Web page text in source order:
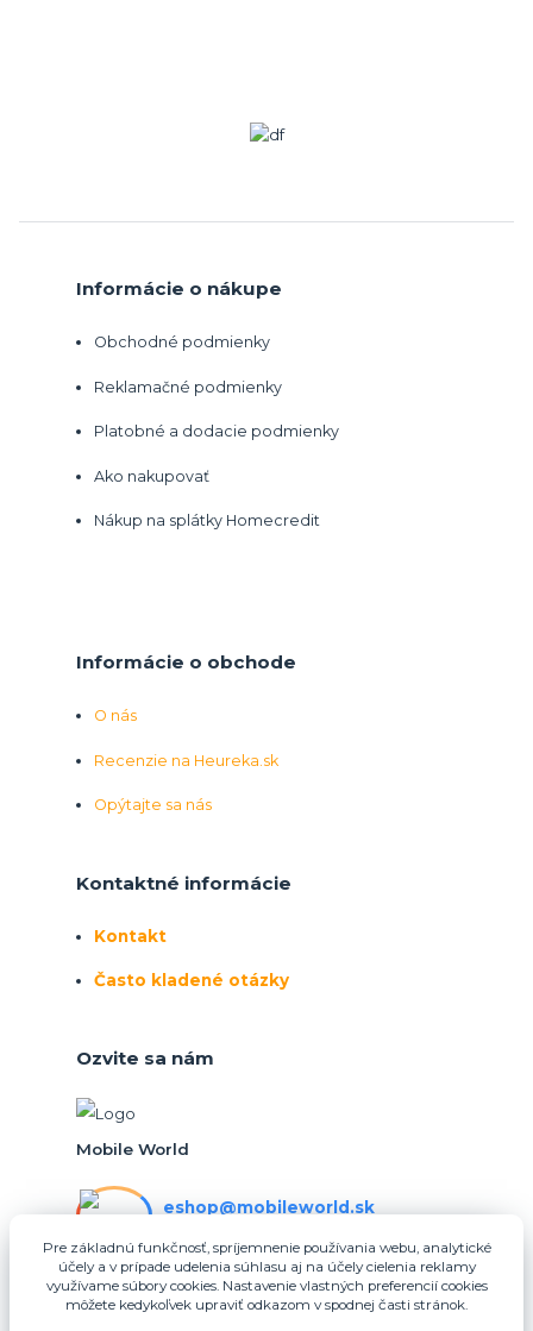
Informácie o nákupe
Obchodné podmienky
Reklamačné podmienky
Platobné a dodacie podmienky
Ako nakupovať
Nákup na splátky Homecredit
Informácie o obchode
O nás
Recenzie na Heureka.sk
Opýtajte sa nás
Kontaktné informácie
Kontakt
Často kladené otázky
Ozvite sa nám
Mobile World
eshop@mobileworld.sk
eshop@mobileworld.sk
Pre základnú funkčnosť, spríjemnenie používania webu, analytické
účely a v prípade udelenia súhlasu aj na účely cielenia reklamy
využívame súbory cookies. Nastavenie vlastných preferencií cookies
môžete kedykoľvek upraviť odkazom v spodnej časti stránok.